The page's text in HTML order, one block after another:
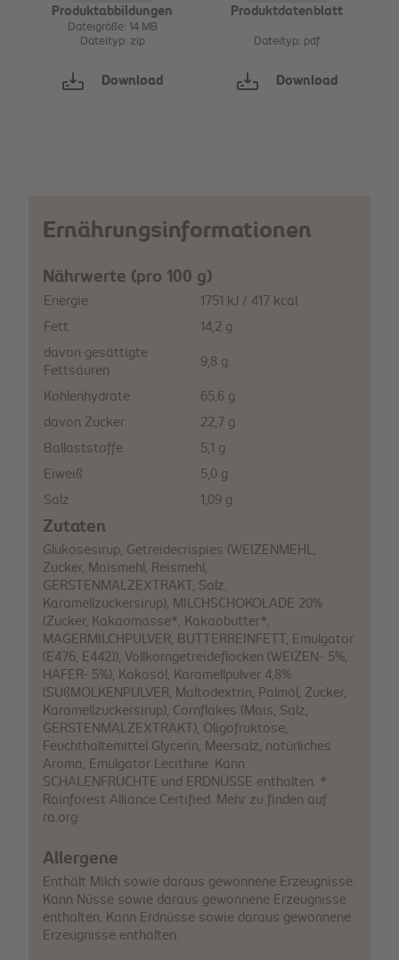
Produktabbildungen
Dateigröße: 14 MB
Dateityp: zip
Download
Produktdatenblatt
Dateityp: pdf
Download
Ernährungsinformationen
Nährwerte (pro 100 g)
Energie 1751 kJ / 417 kcal
Fett 14,2 g
davon gesättigte
Fettsäuren
9,8 g
Kohlenhydrate 65,6 g
davon Zucker 22,7 g
Ballaststoffe 5,1 g
Eiweiß 5,0 g
Salz 1,09 g
Zutaten
Glukosesirup, Getreidecrispies (WEIZENMEHL,
Zucker, Maismehl, Reismehl,
GERSTENMALZEXTRAKT, Salz,
Karamellzuckersirup), MILCHSCHOKOLADE 20%
(Zucker, Kakaomasse*, Kakaobutter*,
MAGERMILCHPULVER, BUTTERREINFETT, Emulgator
(E476, E442)), Vollkorngetreideflocken (WEIZEN- 5%,
HAFER- 5%), Kokosöl, Karamellpulver 4,8%
(SÜßMOLKENPULVER, Maltodextrin, Palmöl, Zucker,
Karamellzuckersirup), Cornflakes (Mais, Salz,
GERSTENMALZEXTRAKT), Oligofruktose,
Feuchthaltemittel Glycerin, Meersalz, natürliches
Aroma, Emulgator Lecithine. Kann
SCHALENFRÜCHTE und ERDNÜSSE enthalten. *
Rainforest Alliance Certified. Mehr zu finden auf
ra.org
Allergene
Enthält Milch sowie daraus gewonnene Erzeugnisse.
Kann Nüsse sowie daraus gewonnene Erzeugnisse
enthalten. Kann Erdnüsse sowie daraus gewonnene
Erzeugnisse enthalten.